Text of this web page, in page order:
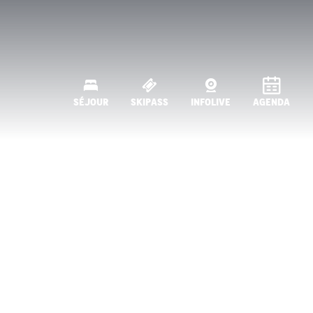
SÉJOUR SKIPASS INFOLIVE AGENDA